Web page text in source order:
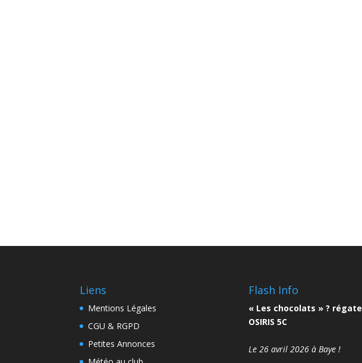
Liens
Mentions Légales
CGU & RGPD
Petites Annonces
Flash Info
« Les chocolats » ? régate
OSIRIS 5C
Le 26 avril 2026 à Baye !